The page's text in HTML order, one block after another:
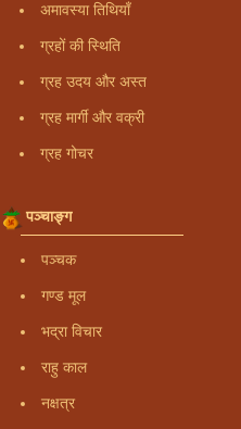
अमावस्या तिथियाँ
ग्रहों की स्थिति
ग्रह उदय और अस्त
ग्रह मार्गी और वक्री
ग्रह गोचर
पञ्चाङ्ग
पञ्चक
गण्ड मूल
भद्रा विचार
राहु काल
नक्षत्र